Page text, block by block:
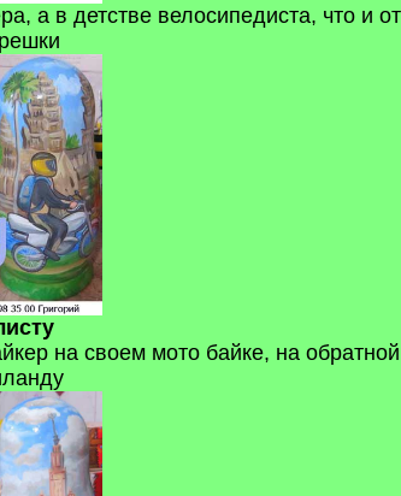
а в детстве велосипедиста, что и
на своем мото байке, на